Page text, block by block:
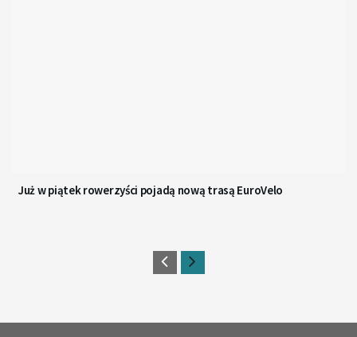
Już w piątek rowerzyści pojadą nową trasą EuroVelo